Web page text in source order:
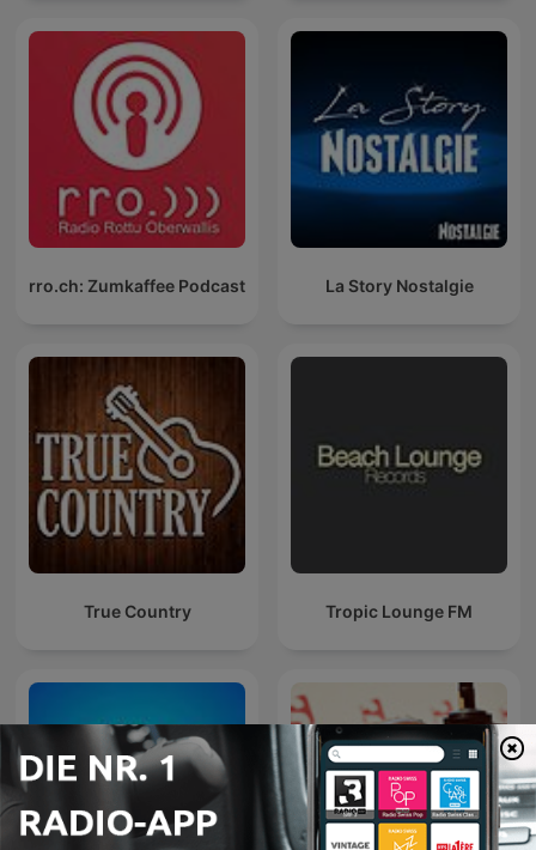
rro.ch: Zumkaffee Podcast La Story Nostalgie
True Country Tropic Lounge FM